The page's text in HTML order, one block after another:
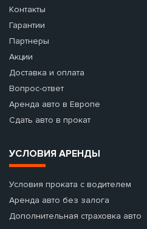
Контакты
Гарантии
Партнеры
Акции
Доставка и оплата
Вопрос-ответ
Аренда авто в Европе
Сдать авто в прокат
УСЛОВИЯ АРЕНДЫ
Условия проката с водителем
Аренда авто без залога
Дополнительная страховка авто